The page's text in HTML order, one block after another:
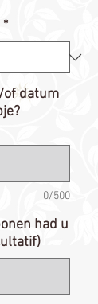
*
of datum
0/500
had u